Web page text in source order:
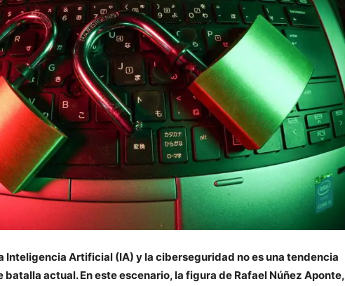
Inteligencia Artificial (IA) y la ciberseguridad no es una tendencia
actual. En este escenario, la figura de Rafael Núñez Aponte,